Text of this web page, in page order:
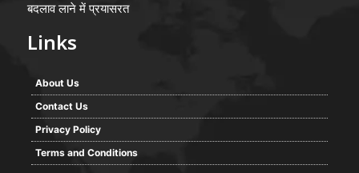
बदलाव लाने में प्रयासरत
Links
About Us
Contact Us
Privacy Policy
Terms and Conditions